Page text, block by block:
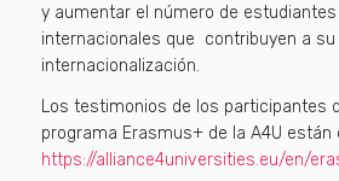
y aumentar el número de
internacionales que contribuyen a su
internacionalización.
Los testimonios de los participantes
programa Erasmus+ de la A4U están
https://alliance4universities.eu/en/